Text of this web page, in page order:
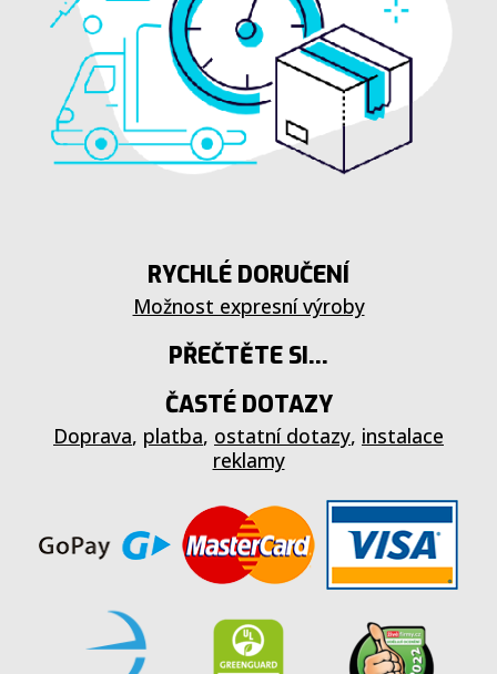
RYCHLÉ DORUČENÍ
Možnost expresní výroby
PŘEČTĚTE SI...
ČASTÉ DOTAZY
Doprava, platba, ostatní dotazy, instalace
reklamy